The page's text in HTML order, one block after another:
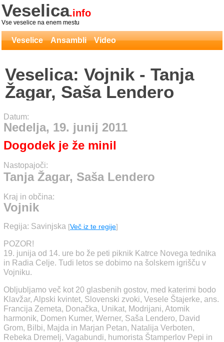
Veselica.info
Vse veselice na enem mestu
Veselice Ansambli Video
Veselica: Vojnik - Tanja
Žagar, Saša Lendero
Datum:
Nedelja, 19. junij 2011
Dogodek je že minil
Nastopajoči:
Tanja Žagar, Saša Lendero
Kraj in občina:
Vojnik
Regija: Savinjska [Več iz te regije]
POZOR!
19. junija od 14. ure bo že peti piknik Katrce Novega tednika
in Radia Celje. Tudi letos se dobimo na šolskem igrišču v
Vojniku.
Obljubljamo več kot 20 glasbenih gostov, med katerimi bodo
Klavžar, Alpski kvintet, Slovenski zvoki, Vesele Štajerke, ans.
Francija Zemeta, Donačka, Unikat, Modrijani, Atomik
harmonik, Domen Kumer, Werner, Saša Lendero, David
Grom, Bilbi, Majda in Marjan Petan, Natalija Verboten,
Rebeka Dremelj, Vagabundi, humorista Štamperlov Pepi in